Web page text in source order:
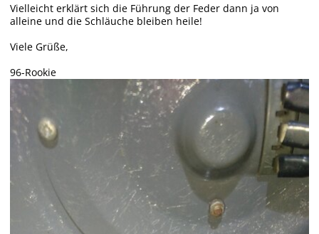
Vielleicht erklärt sich die Führung der Feder dann ja von
alleine und die Schläuche bleiben heile!
Viele Grüße,
96-Rookie